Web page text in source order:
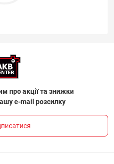
про акції та знижки
e-mail розсилку